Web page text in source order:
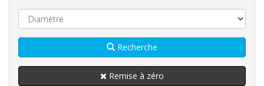
Recherche
Remise à zéro